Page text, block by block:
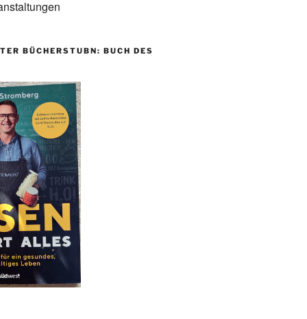
BÜCHERSTUBN: BUCH DES